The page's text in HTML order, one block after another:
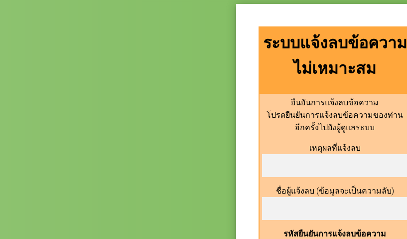
ระบบแจ้งลบข้อความ
ไม่เหมาะสม
ยืนยันการแจ้งลบข้อความ
โปรดยืนยันการแจ้งลบข้อความของท่าน
อีกครั้งไปยังผู้ดูแลระบบ
เหตุผลที่แจ้งลบ
ชื่อผู้แจ้งลบ (ข้อมูลจะเป็นความลับ)
รหัสยืนยันการแจ้งลบข้อความ